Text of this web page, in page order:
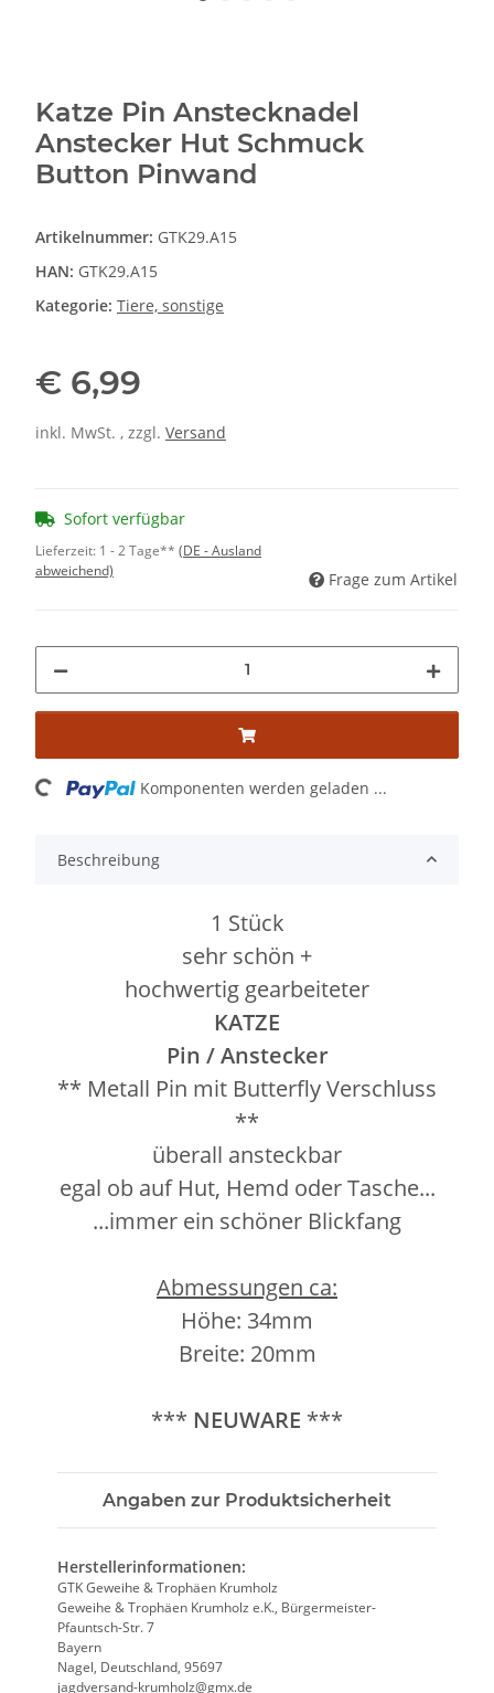
Katze Pin Anstecknadel
Anstecker Hut Schmuck
Button Pinwand
Artikelnummer: GTK29.A15
HAN: GTK29.A15
Kategorie: Tiere, sonstige
€ 6,99
inkl. MwSt. , zzgl. Versand
Sofort verfügbar
Lieferzeit: 1 - 2 Tage** (DE - Ausland
abweichend)
Frage zum Artikel
Komponenten werden geladen ...
Beschreibung
1 Stück
sehr schön +
hochwertig gearbeiteter
KATZE
Pin / Anstecker
** Metall Pin mit Butterfly Verschluss
**
überall ansteckbar
egal ob auf Hut, Hemd oder Tasche...
...immer ein schöner Blickfang
Abmessungen ca:
Höhe: 34mm
Breite: 20mm
*** NEUWARE ***
Angaben zur Produktsicherheit
Herstellerinformationen:
GTK Geweihe & Trophäen Krumholz
Geweihe & Trophäen Krumholz e.K., Bürgermeister-
Pfauntsch-Str. 7
Bayern
Nagel, Deutschland, 95697
jagdversand-krumholz@gmx.de